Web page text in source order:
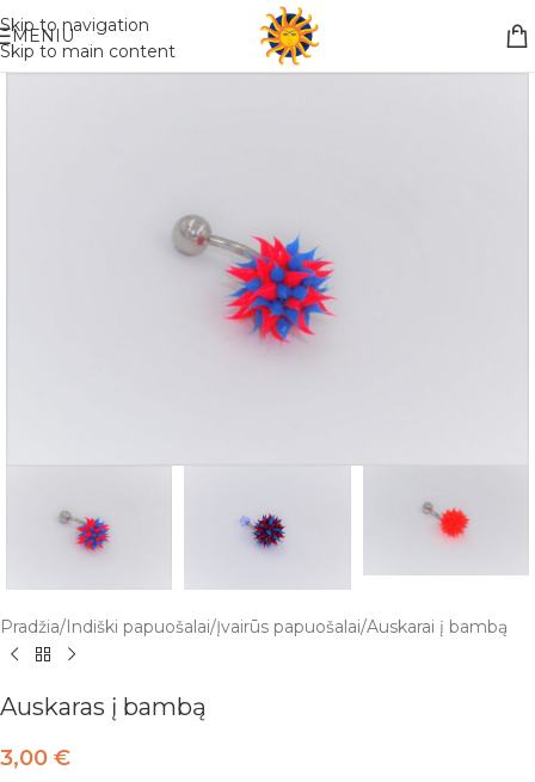
Skip to navigation
Skip to main content
Nemokamas pristatymas į paštomatą apsiperkant už 30€!!
MENIU
Pradžia/Indiški papuošalai/Įvairūs papuošalai/Auskarai į bambą
Auskaras į bambą
3,00 €